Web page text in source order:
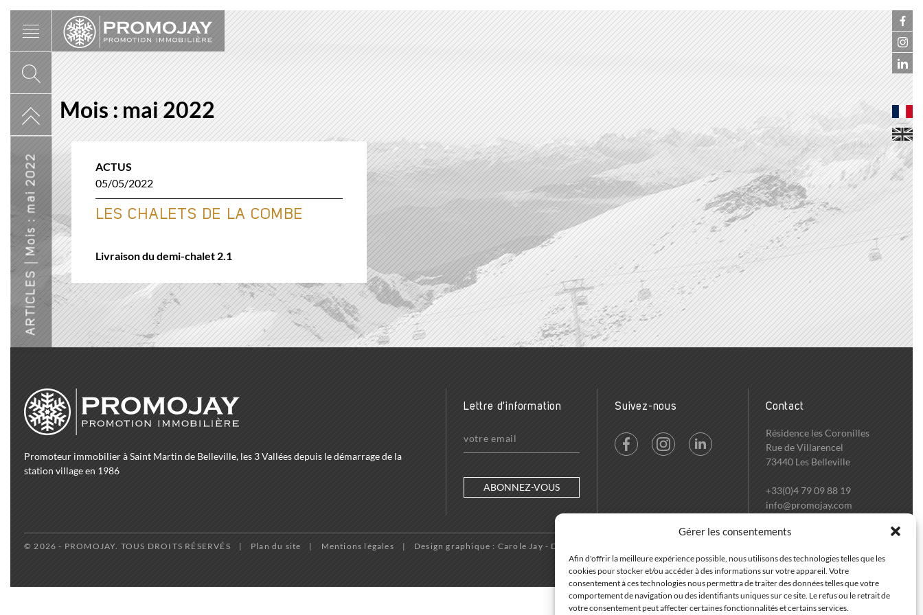
Gérer les consentements
Afin d'offrir la meilleure expérience possible, nous utilisons des technologies telles que les
cookies pour stocker et/ou accéder à des informations sur votre appareil. Votre
consentement à ces technologies nous permettra de traiter des données telles que votre
comportement de navigation ou des identifiants uniques sur ce site. Le refus ou le retrait de
votre consentement peut affecter certaines fonctionnalités et certains services.
content
ARTICLES
Mois :
mai 2022
Mois :mai 2022
ACTUS
05/05/2022
LES CHALETS DE LA COMBE
Livraison du demi-chalet 2.1
Promoteur immobilier à Saint Martin de Belleville, les 3 Vallées depuis le démarrage de la
station village en 1986
Lettre d'information
ABONNEZ-VOUS
Suivez-nous Contact
Résidence les Coronilles
Rue de Villarencel
73440 Les Belleville
+33(0)4 79 09 88 19
info@promojay.com
© 2026 - PROMOJAY. TOUS DROITS RÉSERVÉS Plan du site Mentions légales Design graphique : Carole Jay - Développement :